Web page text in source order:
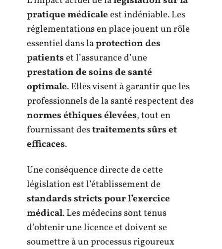
pratique médicaleest indéniable. Les
réglementations en place jouent un rôle
essentiel dans laprotection des
patientset l’assurance d’une
prestation de soins de santé
optimale. Elles visent à garantir que les
professionnels de la santé respectent des
normes éthiques élevées, tout en
fournissant destraitements sûrs et
efficaces.
Une conséquence directe de cette
législation est l’établissement de
standards stricts pour l’exercice
médical. Les médecins sont tenus
d’obtenir une licence et doivent se
soumettre à un processus rigoureux